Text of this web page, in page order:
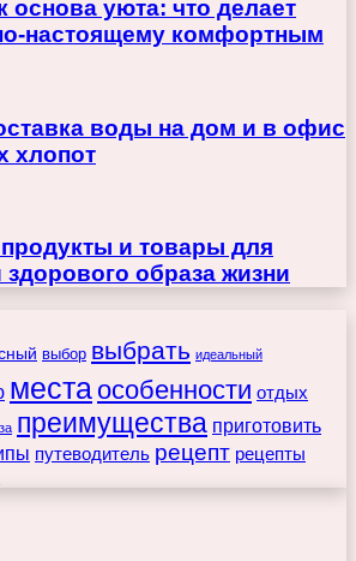
основа уюта: что делает
настоящему комфортным
воды на дом и в офис
хлопот
и товары для
образа жизни
выбор выбрать идеальный
места особенности отдых
преимущества приготовить
путеводитель рецепт рецепты